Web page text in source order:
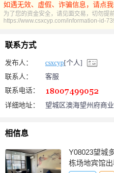
如遇无效、虚假、诈骗信息，请点
为了您的资金安全，请见面交易，切勿提
https://www.csxcyp.com/information-id-
联系方式
发布人： csxcyp[个人]
联系人：
客服
联系电话：
详细地址：
望城区澳海望州府商
相信息
Y08023望城
栋场地宾馆出